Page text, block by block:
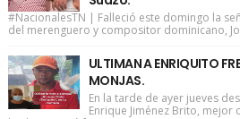
#NacionalesTN | Falleció este domingo la
del merenguero y compositor dominicano,
ULTIMAN A ENRIQUITO
MONJAS.
En la tarde de ayer jueves
Enrique Jiménez Brito, mejor